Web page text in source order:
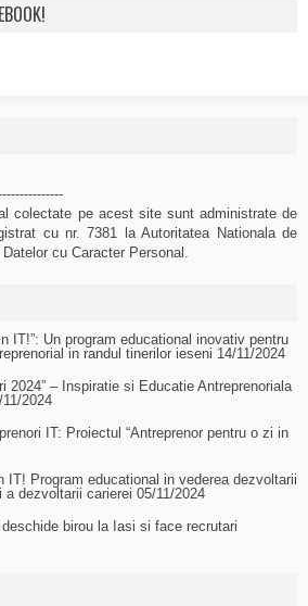
colectate pe acest site sunt administrate de
cu nr. 7381 la Autoritatea Nationala de
cu Caracter Personal.
IT!”: Un program educational inovativ pentru
in randul tinerilor ieseni 14/11/2024
2024” – Inspiratie si Educatie Antreprenoriala
11/2024
IT: Proiectul “Antreprenor pentru o zi in
IT! Program educational in vederea dezvoltarii
a dezvoltarii carierei 05/11/2024
birou la Iasi si face recrutari